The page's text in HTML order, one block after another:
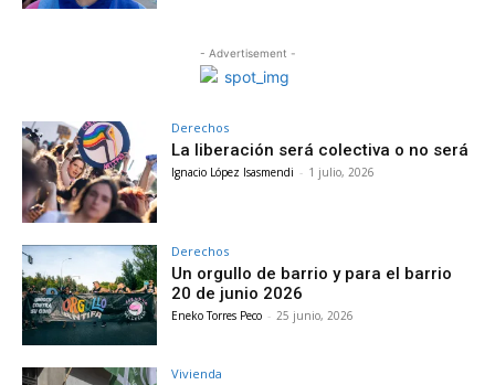
- Advertisement -
Derechos
La liberación será colectiva o no será
Ignacio López Isasmendi - 1 julio, 2026
Derechos
Un orgullo de barrio y para el barrio
20 de junio 2026
Eneko Torres Peco - 25 junio, 2026
Vivienda